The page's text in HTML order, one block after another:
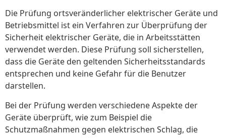
Die Prüfung ortsveränderlicher elektrischer Geräte und
Betriebsmittel ist ein Verfahren zur Überprüfung der
Sicherheit elektrischer Geräte, die in Arbeitsstätten
verwendet werden. Diese Prüfung soll sicherstellen,
dass die Geräte den geltenden Sicherheitsstandards
entsprechen und keine Gefahr für die Benutzer
darstellen.
Bei der Prüfung werden verschiedene Aspekte der
Geräte überprüft, wie zum Beispiel die
Schutzmaßnahmen gegen elektrischen Schlag, die